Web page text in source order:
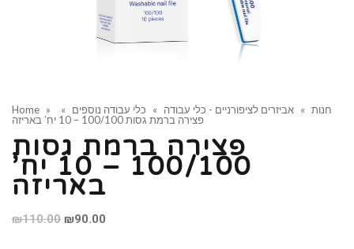
Home » חנות » אביזרים לציפורניים - כלי עבודה » כלי עבודה נוספים
»
פצירה ברמת גסות 100/100 – 10 יח’ באריזה
פצירה ברמת גסות
100/100 – 10 יח’
באריזה
₪110.00 Original
₪90.00